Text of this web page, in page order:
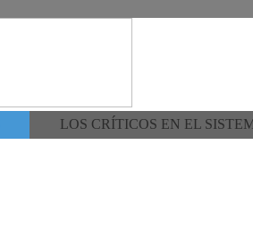
LOS CRÍTICOS EN EL